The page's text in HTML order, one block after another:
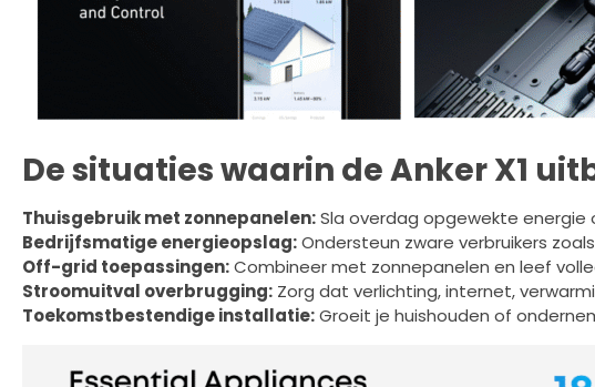
De situaties waarin de Anker X1
Thuisgebruik met zonnepanelen:Sla overdag opgewekte energie
Bedrijfsmatige energieopslag:Ondersteun zware verbruikers
Off-grid toepassingen:Combineer met zonnepanelen en leef
Stroomuitval overbrugging: Zorg dat verlichting, internet,
Toekomstbestendige installatie:Groeit je huishouden of